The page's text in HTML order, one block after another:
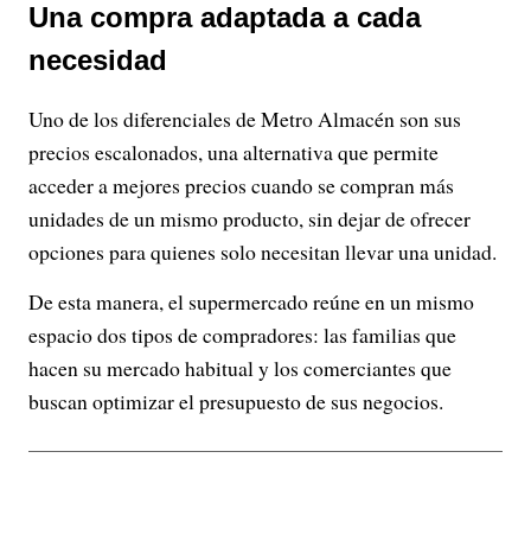
Una compra adaptada a cada
necesidad
Uno de los diferenciales de Metro Almacén son sus
precios escalonados, una alternativa que permite
acceder a mejores precios cuando se compran más
unidades de un mismo producto, sin dejar de ofrecer
opciones para quienes solo necesitan llevar una unidad.
De esta manera, el supermercado reúne en un mismo
espacio dos tipos de compradores: las familias que
hacen su mercado habitual y los comerciantes que
buscan optimizar el presupuesto de sus negocios.